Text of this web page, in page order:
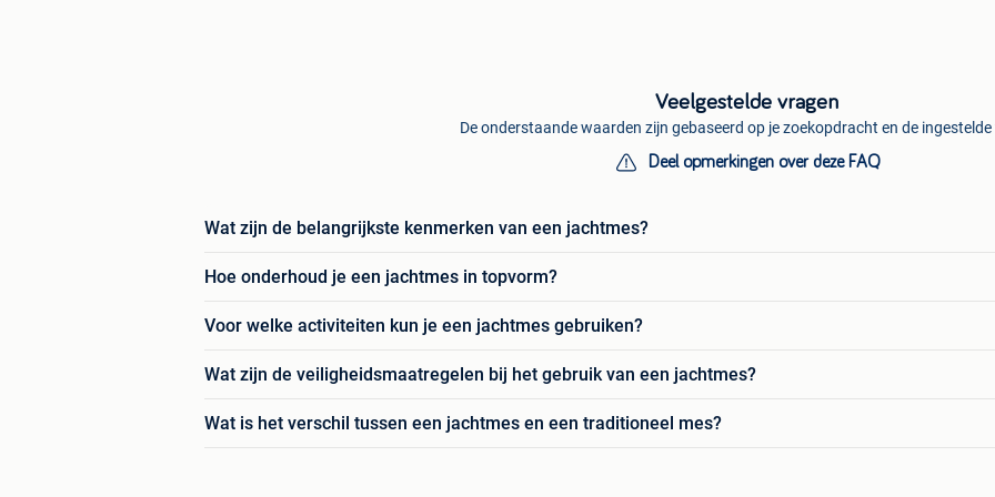
Veelgestelde vragen
De onderstaande waarden zijn gebaseerd op je zoekopdracht en de
Deel opmerkingen over deze FAQ
Wat zijn de belangrijkste kenmerken van een jachtmes?
Hoe onderhoud je een jachtmes in topvorm?
Voor welke activiteiten kun je een jachtmes gebruiken?
Wat zijn de veiligheidsmaatregelen bij het gebruik van een jachtmes?
Wat is het verschil tussen een jachtmes en een traditioneel mes?